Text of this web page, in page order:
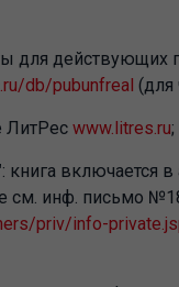
для
db/pubunfreal (для
ЛитРес www.litres.ru;
: книга включается
см. инф. письмо
priv/info-